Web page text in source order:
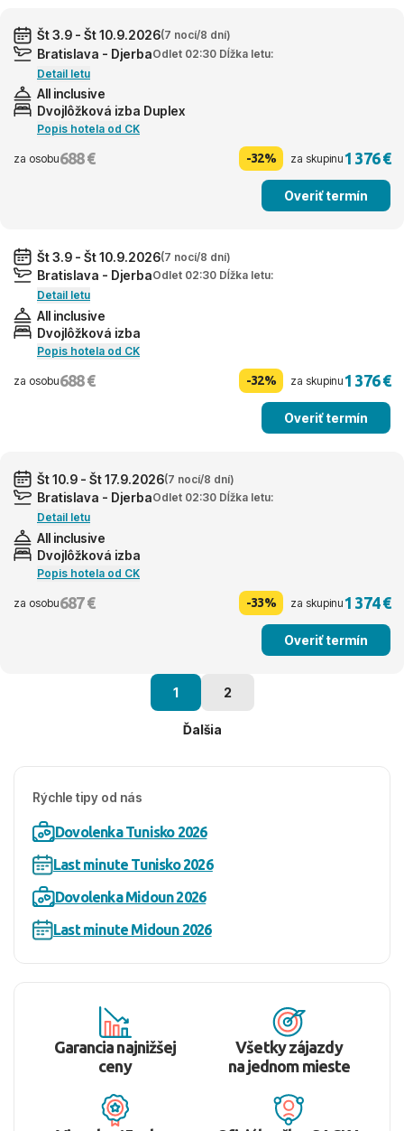
Št 3.9 - Št 10.9.2026(7 nocí/8 dní)
Bratislava - DjerbaOdlet 02:30 Dĺžka letu:
Detail letu
All inclusive
Dvojlôžková izba Duplex
Popis hotela od CK
za osobu688 € -32% za skupinu1 376 €
Overiť termín
Št 3.9 - Št 10.9.2026(7 nocí/8 dní)
Bratislava - DjerbaOdlet 02:30 Dĺžka letu:
Detail letu
All inclusive
Dvojlôžková izba
Popis hotela od CK
za osobu688 € -32% za skupinu1 376 €
Overiť termín
Št 10.9 - Št 17.9.2026(7 nocí/8 dní)
Bratislava - DjerbaOdlet 02:30 Dĺžka letu:
Detail letu
All inclusive
Dvojlôžková izba
Popis hotela od CK
za osobu687 € -33% za skupinu1 374 €
Overiť termín
1 2
Ďalšia
Rýchle tipy od nás
Dovolenka Tunisko 2026
Last minute Tunisko 2026
Dovolenka Midoun 2026
Last minute Midoun 2026
Garancia najnižšej
ceny
Všetky zájazdy
na jednom mieste